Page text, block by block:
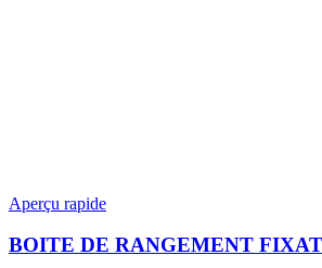
Aperçu rapide
BOITE DE RANGEMENT